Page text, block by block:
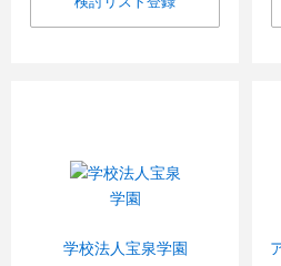
学校法人宝泉学園